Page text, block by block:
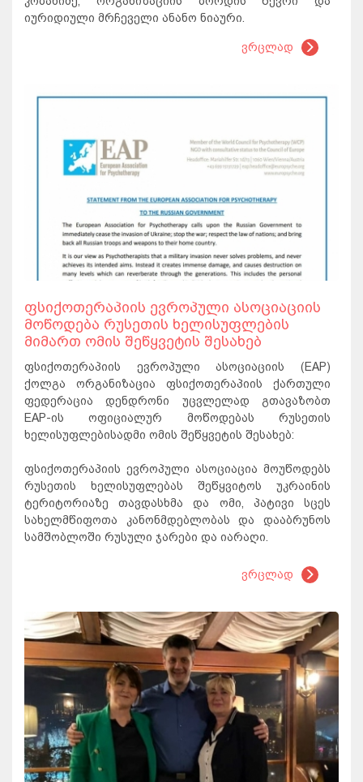
იურიდიული მრჩეველი ანანო ნიაური.
ვრცლად
ფსიქოთერაპიის ევროპული ასოციაციის
მოწოდება რუსეთის ხელისუფლების
მიმართ ომის შეწყვეტის შესახებ
ფსიქოთერაპიის ევროპული ასოციაციის (EAP)
ქოლგა ორგანიზაცია ფსიქოთერაპიის ქართული
ფედერაცია დენდრონი უცვლელად გთავაზობთ
EAP-ის ოფიციალურ მოწოდებას რუსეთის
ხელისუფლებისადმი ომის შეწყვეტის შესახებ:
ფსიქოთერაპიის ევროპული ასოციაცია მოუწოდებს
რუსეთის ხელისუფლებას შეწყვიტოს უკრაინის
ტერიტორიაზე თავდასხმა და ომი, პატივი სცეს
სახელმწიფოთა კანონმდებლობას და დააბრუნოს
სამშობლოში რუსული ჯარები და იარაღი.
ვრცლად